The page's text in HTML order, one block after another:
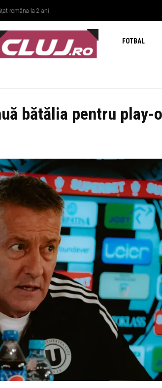
româna la 2 ani
FOTBAL
bătălia pentru play-